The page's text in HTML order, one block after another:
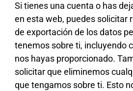
Si tienes una cuenta o has
en esta web, puedes solicitar
de exportación de los datos
tenemos sobre ti, incluyendo
nos hayas proporcionado.
solicitar que eliminemos
que tengamos sobre ti. Esto